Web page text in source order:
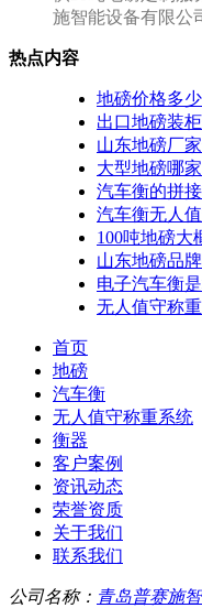
施智能设备有限公
热点内容
地磅价格多
出口地磅装
山东地磅厂
大型地磅哪
汽车衡的拼
汽车衡无人
100吨地磅大
山东地磅品
电子汽车衡
无人值守称
首页
地磅
汽车衡
无人值守称重系统
衡器
客户案例
资讯动态
荣誉资质
关于我们
联系我们
公司名称： 青岛普赛施